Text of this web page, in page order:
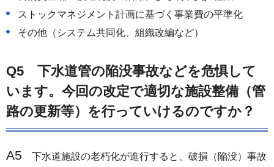
ストックマネジメント計画に基づく事業費の平準化
その他（システム共同化、組織改編など）
Q5 下水道管の陥没事故などを危惧して
います。今回の改定で適切な施設整備（管
路の更新等）を行っていけるのですか？
A5 下水道施設の老朽化が進行すると、破損（陥没）事故